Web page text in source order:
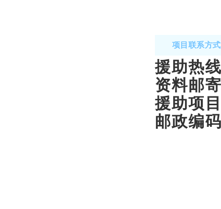
项目联系方式
援助热
资料邮
援助项
邮政编